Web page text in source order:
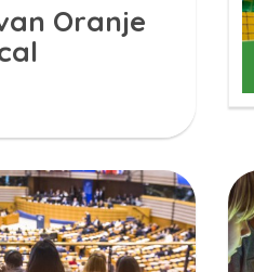
Oranje